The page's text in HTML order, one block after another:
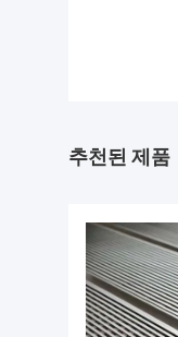
추천된 제품